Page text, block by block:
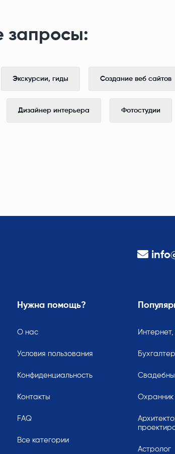
запросы:
Экскурсии, гиды Создание веб сайтов
Дизайнер интерьера Фотостудии
Нужна помощь?
О нас
Условия пользования
Конфиденциальность
Контакты
FAQ
Все категории
Интернет,
Охранник
Астролог